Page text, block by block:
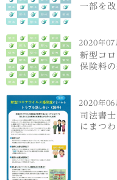
一部を改
2020年07
新型コ
保険料
2020年06
司法書
にまつ